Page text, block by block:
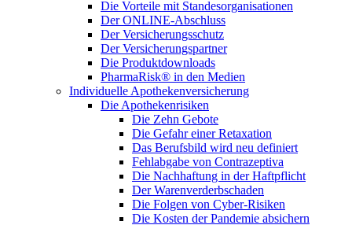
Die Vorteile mit Standesorganisationen
Der ONLINE-Abschluss
Der Versicherungsschutz
Der Versicherungspartner
Die Produktdownloads
PharmaRisk® in den Medien
Individuelle Apothekenversicherung
Die Apothekenrisiken
Die Zehn Gebote
Die Gefahr einer Retaxation
Das Berufsbild wird neu definiert
Fehlabgabe von Contrazeptiva
Die Nachhaftung in der Haftpflicht
Der Warenverderbschaden
Die Folgen von Cyber-Risiken
Die Kosten der Pandemie absichern